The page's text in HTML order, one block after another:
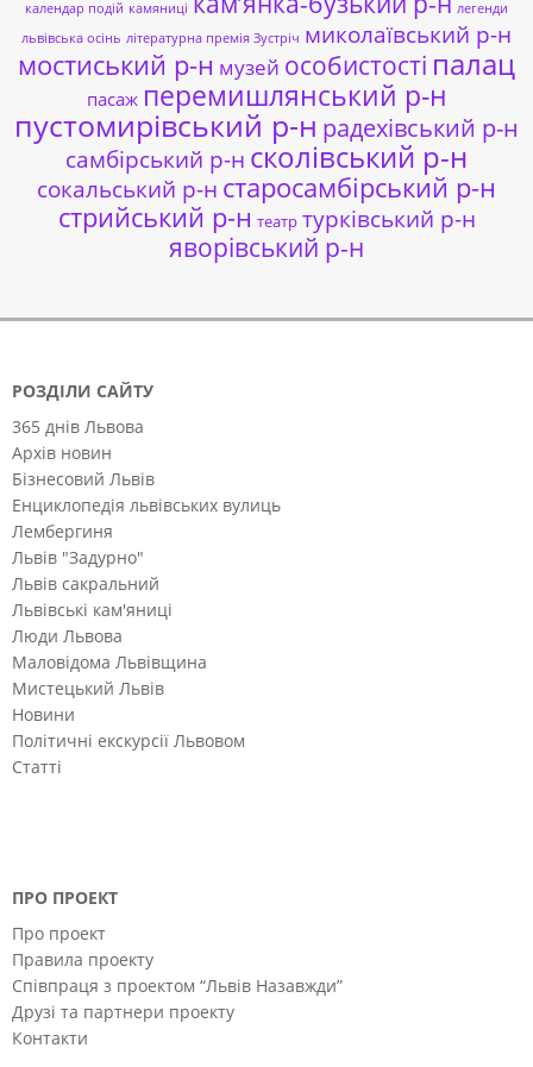
календар подій камяниці
легенди
львівська осінь літературна премія Зустріч миколаївський р-н
мостиський р-н музей особистості палац
пасаж перемишлянський р-н
пустомирівський р-н радехівський р-н
самбірський р-н сколівський р-н
сокальський р-н старосамбірський р-н
стрийський р-н театр турківський р-н
яворівський р-н
РОЗДІЛИ САЙТУ
365 днів Львова
Архів новин
Бізнесовий Львів
Енциклопедія львівських вулиць
Лембергиня
Львів "Задурно"
Львів сакральний
Львівські кам'яниці
Люди Львова
Маловідома Львівщина
Мистецький Львів
Новини
Політичні екскурсії Львовом
Статті
ПРО ПРОЕКТ
Про проект
Правила проекту
Співпраця з проектом “Львів Назавжди”
Друзі та партнери проекту
Контакти